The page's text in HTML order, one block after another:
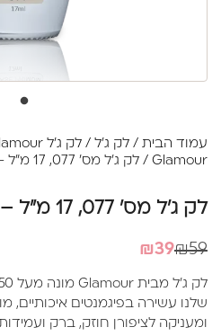
עמוד הבית / לק ג'ל / לק ג'ל Glamour
Glamour / לק ג'ל מס' 077, 17 מ"ל – Glamour
לק ג'ל מס' 077, 17 מ"ל – Glamour
₪59
המחיר
היה:
₪59.
₪39
המחיר
הוא:
₪39.
שלנו עשירה בפיגמנטים איכותיים,
ומעניקה לציפורן חוזק, ברק